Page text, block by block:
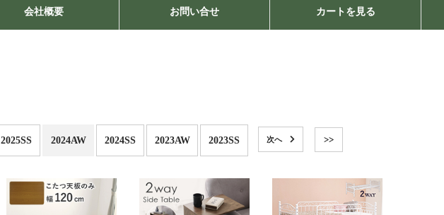
会社概要 お問い合せ カートを見る
2025SS 2024AW 2024SS 2023AW 2023SS >>